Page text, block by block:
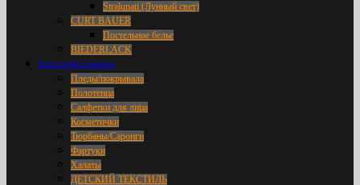
Stralunati (Лунный свет)
CURT BAUER
Постельное белье
BIEDERLACK
Категории товаров
Пледы/покрывала
Полотенца
Салфетки для лица
Косметички
Тюрбаны/Саронги
Фартуки
Халаты
ДЕТСКИЙ ТЕКСТИЛЬ